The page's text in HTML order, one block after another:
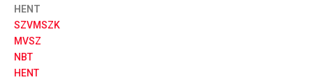
HENT
SZVMSZK
MVSZ
NBT
HENT